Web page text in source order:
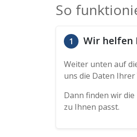
So
1 Wir helfen
Weiter unten auf
uns die Daten
Dann finden wir
zu Ihnen passt.